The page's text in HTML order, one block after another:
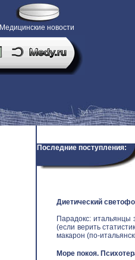
Медицинские новости
Последние поступления:
Диетический
Парадокс: итальянцы
(если верить
макарон (по-
Море покоя.